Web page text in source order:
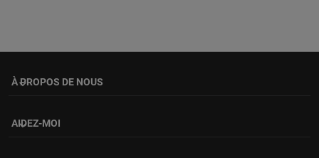
À PROPOS DE NOUS
keyboard_arrow_down
AIDEZ-MOI
keyboard_arrow_down